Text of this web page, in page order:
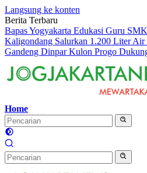
Langsung ke konten
Berita Terbaru
Bapas Yogyakarta Edukasi Guru
Kaligondang Salurkan 1.200 Liter
Gandeng Dinpar Kulon Progo
Home